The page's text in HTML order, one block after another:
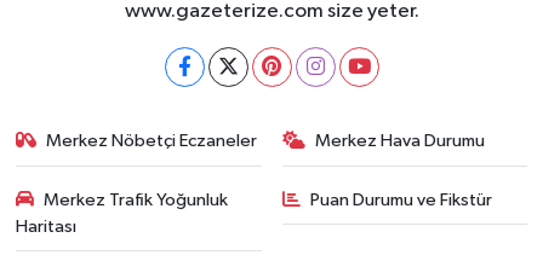
www.gazeterize.com size yeter.
Merkez Nöbetçi Eczaneler Merkez Hava Durumu
Merkez Trafik Yoğunluk
Haritası
Puan Durumu ve Fikstür